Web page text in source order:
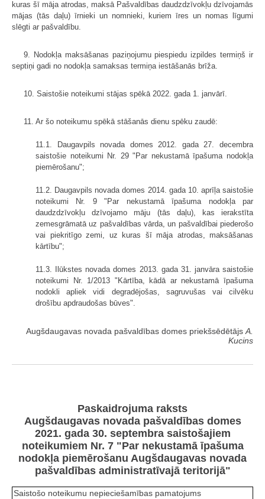
kuras šī māja atrodas, maksā Pašvaldības daudzdzīvokļu dzīvojamās
mājas (tās daļu) īrnieki un nomnieki, kuriem īres un nomas līgumi
slēgti ar pašvaldību.
9. Nodokļa maksāšanas paziņojumu piespiedu izpildes termiņš ir
septiņi gadi no nodokļa samaksas termiņa iestāšanās brīža.
10. Saistošie noteikumi stājas spēkā 2022. gada 1. janvārī.
11. Ar šo noteikumu spēkā stāšanās dienu spēku zaudē:
11.1. Daugavpils novada domes 2012. gada 27. decembra
saistošie noteikumi Nr. 29 "Par nekustamā īpašuma nodokļa
piemērošanu";
11.2. Daugavpils novada domes 2014. gada 10. aprīļa saistošie
noteikumi Nr. 9 "Par nekustamā īpašuma nodokļa par
daudzdzīvokļu dzīvojamo māju (tās daļu), kas ierakstīta
zemesgrāmatā uz pašvaldības vārda, un pašvaldībai piederošo
vai piekritīgo zemi, uz kuras šī māja atrodas, maksāšanas
kārtību";
11.3. Ilūkstes novada domes 2013. gada 31. janvāra saistošie
noteikumi Nr. 1/2013 "Kārtība, kādā ar nekustamā īpašuma
nodokli apliek vidi degradējošas, sagruvušas vai cilvēku
drošību apdraudošas būves".
Augšdaugavas novada pašvaldības domes priekšsēdētājs A.
Kucins
Paskaidrojuma raksts
Augšdaugavas novada pašvaldības domes
2021. gada 30. septembra saistošajiem
noteikumiem Nr. 7 "Par nekustamā īpašuma
nodokļa piemērošanu Augšdaugavas novada
pašvaldības administratīvajā teritorijā"
Saistošo noteikumu nepieciešamības pamatojums